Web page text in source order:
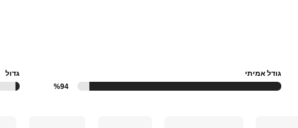
גודל אמיתי
%94
גדול